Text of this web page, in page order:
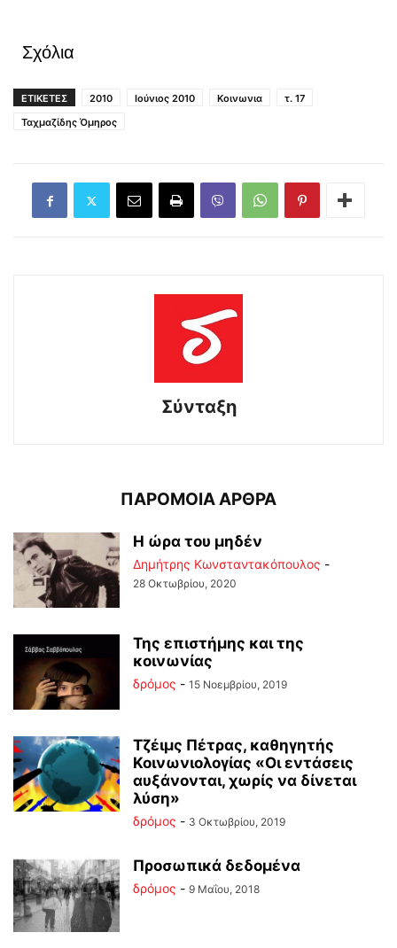
Σχόλια
ΕΤΙΚΕΤΕΣ 2010 Ιούνιος 2010 Κοινωνια
τ. 17
Ταχμαζίδης Όμηρος
Σύνταξη
ΠΑΡΟΜΟΙΑ ΑΡΘΡΑ
Η ώρα του μηδέν
Δημήτρης Κωνσταντακόπουλος -
28 Οκτωβρίου, 2020
Της επιστήμης και της
κοινωνίας
δρόμος - 15 Νοεμβρίου, 2019
Τζέιμς Πέτρας, καθηγητής
Κοινωνιολογίας «Οι εντάσεις
αυξάνονται, χωρίς να δίνεται
λύση»
δρόμος - 3 Οκτωβρίου, 2019
Προσωπικά δεδομένα
δρόμος - 9 Μαΐου, 2018